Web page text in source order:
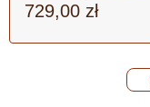
729,00 zł